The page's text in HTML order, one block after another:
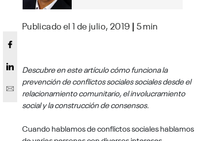
Publicado el 1 de julio, 2019 | 5 min
Descubre en este artículo cómo funciona la
prevención de conflictos sociales sociales desde el
relacionamiento comunitario, el involucramiento
social y la construcción de consensos.
Cuando hablamos de conflictos sociales hablamos